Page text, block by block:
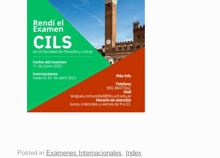
Posted in Exámenes Internacionales, Index.